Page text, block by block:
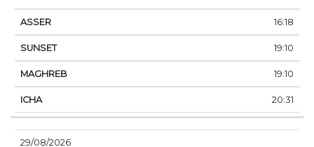
16:18
19:10
19:10
20:31
29/08/2026